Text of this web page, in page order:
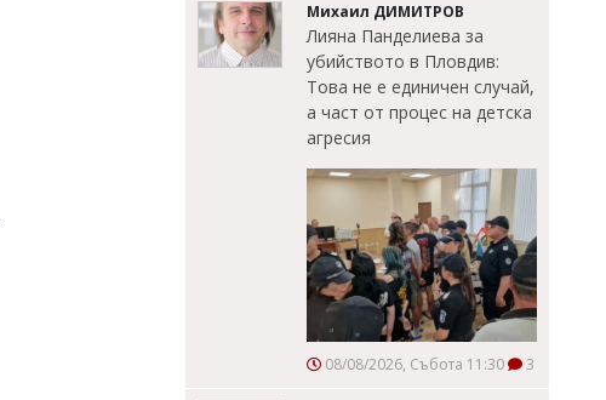
Михаил ДИМИТРОВ
Лияна Панделиева за
убийството в Пловдив:
Това не е единичен случай,
а част от процес на детска
агресия
08/08/2026, Събота 11:30 3